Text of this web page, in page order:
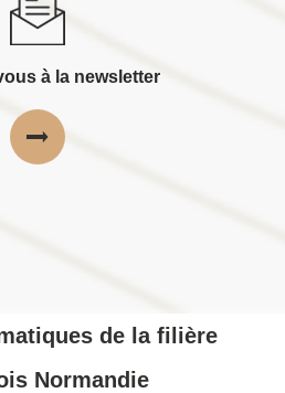
à la newsletter
de la filière
Normandie